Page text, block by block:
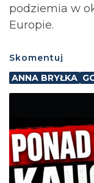
podziemia w
Europie.
Skomentuj
ANNA BRYŁKA